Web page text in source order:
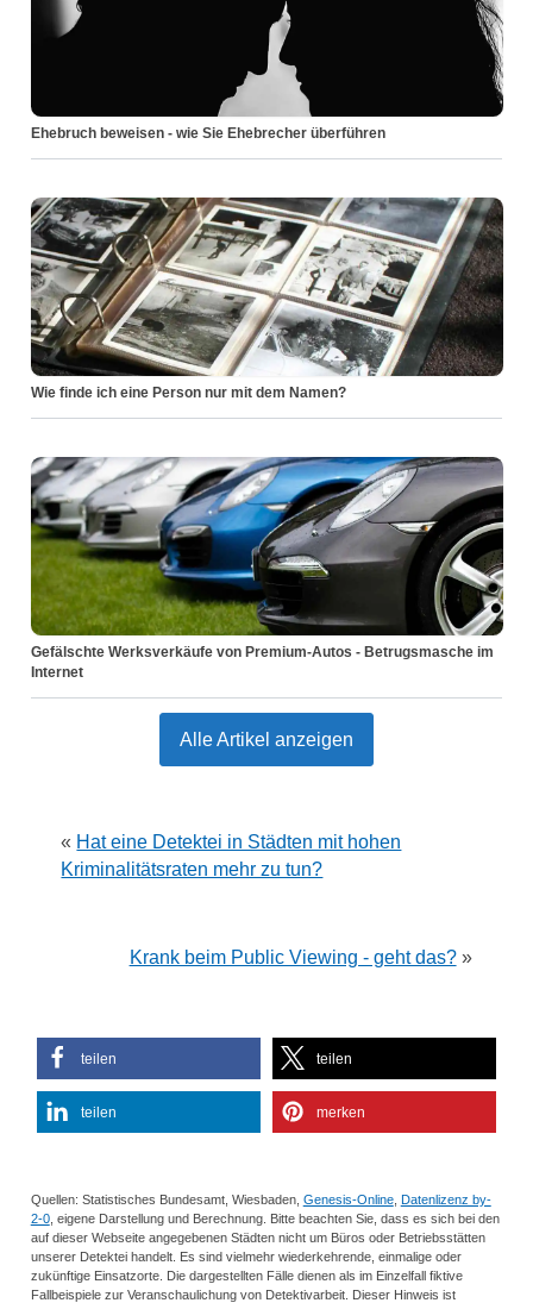
Ehebruch beweisen - wie Sie Ehebrecher überführen
Wie finde ich eine Person nur mit dem Namen?
Gefälschte Werksverkäufe von Premium-Autos - Betrugsmasche im
Internet
Alle Artikel anzeigen
« Hat eine Detektei in Städten mit hohen
Kriminalitätsraten mehr zu tun?
Krank beim Public Viewing - geht das?»
teilen teilen
teilen merken
Quellen: Statistisches Bundesamt, Wiesbaden, Genesis-Online,
Datenlizenz by-
2-0, eigene Darstellung und Berechnung. Bitte beachten Sie, dass es sich bei den
auf dieser Webseite angegebenen Städten nicht um Büros oder Betriebsstätten
unserer Detektei handelt. Es sind vielmehr wiederkehrende, einmalige oder
zukünftige Einsatzorte. Die dargestellten Fälle dienen als im Einzelfall fiktive
Fallbeispiele zur Veranschaulichung von Detektivarbeit. Dieser Hinweis ist